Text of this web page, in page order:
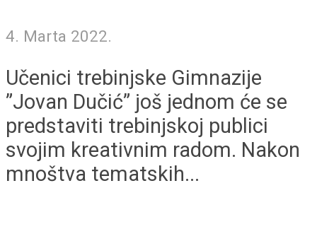
4. Marta 2022.
Učenici trebinjske Gimnazije
”Jovan Dučić” još jednom će se
predstaviti trebinjskoj publici
svojim kreativnim radom. Nakon
mnoštva tematskih...